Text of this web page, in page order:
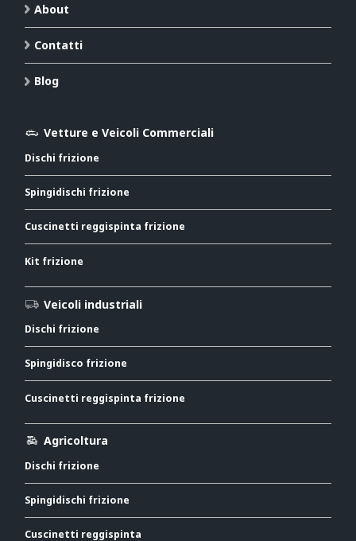
About
Contatti
Blog
Vetture e Veicoli Commerciali
Dischi frizione
Spingidischi frizione
Cuscinetti reggispinta frizione
Kit frizione
Veicoli industriali
Dischi frizione
Spingidisco frizione
Cuscinetti reggispinta frizione
Agricoltura
Dischi frizione
Spingidischi frizione
Cuscinetti reggispinta